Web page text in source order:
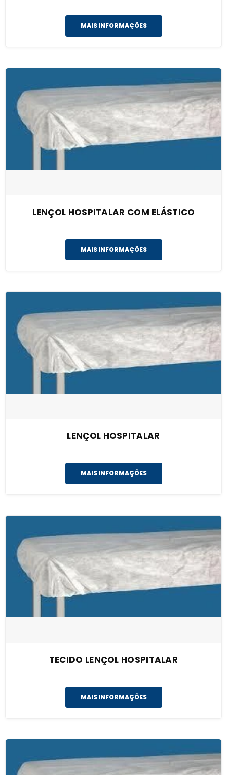
MAIS INFORMAÇÕES
LENÇOL HOSPITALAR COM ELÁSTICO
MAIS INFORMAÇÕES
LENÇOL HOSPITALAR
MAIS INFORMAÇÕES
TECIDO LENÇOL HOSPITALAR
MAIS INFORMAÇÕES